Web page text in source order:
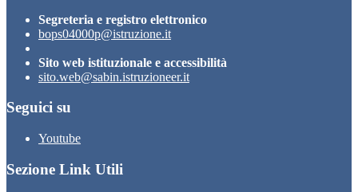
Segreteria e registro elettronico
bops04000p@istruzione.it
Sito web istituzionale e accessibilità
sito.web@sabin.istruzioneer.it
Seguici su
Youtube
Sezione Link Utili